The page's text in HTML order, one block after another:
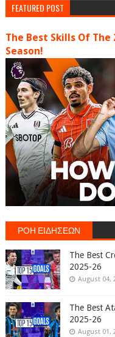
FEATURED POST
The Best Skills Of The
Season!
ΡΟΗ ΕΙΔΗΣΕΩΝ
The Best
2025-26
August 04,
The Best
2025-26
August 01,